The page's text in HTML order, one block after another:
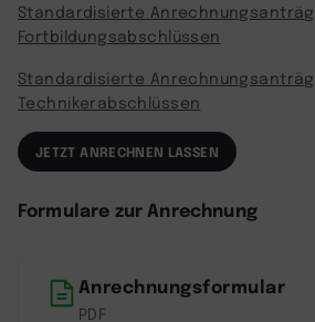
Standardisierte Anrechnungsanträge
Fortbildungsabschlüssen
Standardisierte
Technikerabschlüssen
JETZT ANRECHNEN LASSEN
Formulare zur Anrechnung
Anrechnungsformular
PDF